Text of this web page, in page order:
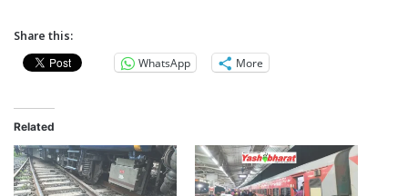
Share this:
WhatsApp
More
Related